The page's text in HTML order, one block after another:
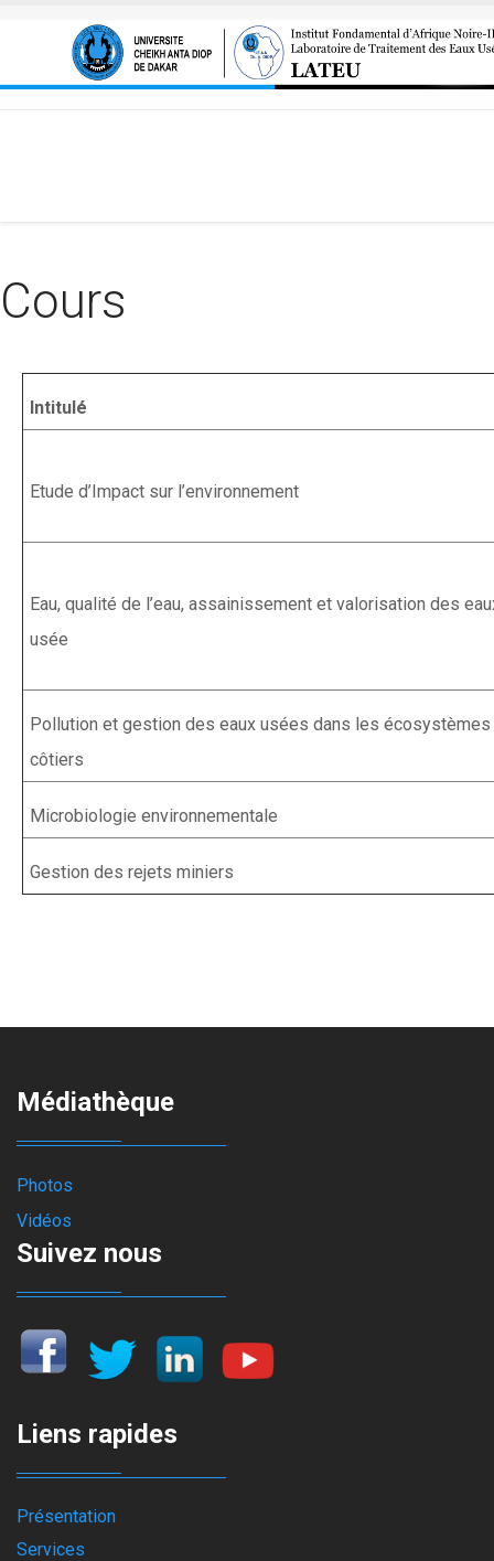
Cours
Intitulé
Etude d’Impact sur l’environnement
Eau, qualité de l’eau, assainissement et valorisation des
usée
Pollution et gestion des eaux usées dans les écosystèmes
côtiers
Microbiologie environnementale
Gestion des rejets miniers
Médiathèque
Photos
Vidéos
Suivez nous
Liens rapides
Présentation
Services